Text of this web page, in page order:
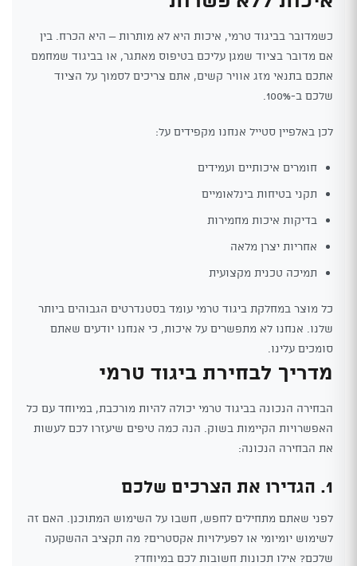
כשמדובר בביגוד טרמי, איכות היא לא מותרות – היא הכרח. בין
אם מדובר בציוד שמגן עליכם בטיפוס מאתגר, או בביגוד שמחמם
אתכם בתנאי מזג אוויר קשים, אתם צריכים לסמוך על הציוד
שלכם ב-100%.
לכן באלפיין סטייל אנחנו מקפידים על:
חומרים איכותיים ועמידים
תקני בטיחות בינלאומיים
בדיקות איכות מחמירות
אחריות יצרן מלאה
תמיכה טכנית מקצועית
כל מוצר במחלקת ביגוד טרמי עומד בסטנדרטים הגבוהים ביותר
שלנו. אנחנו לא מתפשרים על איכות, כי אנחנו יודעים שאתם
סומכים עלינו.
מדריך לבחירת ביגוד טרמי
הבחירה הנכונה בביגוד טרמי יכולה להיות מורכבת, במיוחד עם כל
האפשרויות הקיימות בשוק. הנה כמה טיפים שיעזרו לכם לעשות
את הבחירה הנכונה:
1. הגדירו את הצרכים שלכם
לפני שאתם מתחילים לחפש, חשבו על השימוש המתוכנן. האם זה
לשימוש יומיומי או לפעילויות אקסטרים? מה תקציב ההשקעה
שלכם? אילו תכונות חשובות לכם במיוחד?